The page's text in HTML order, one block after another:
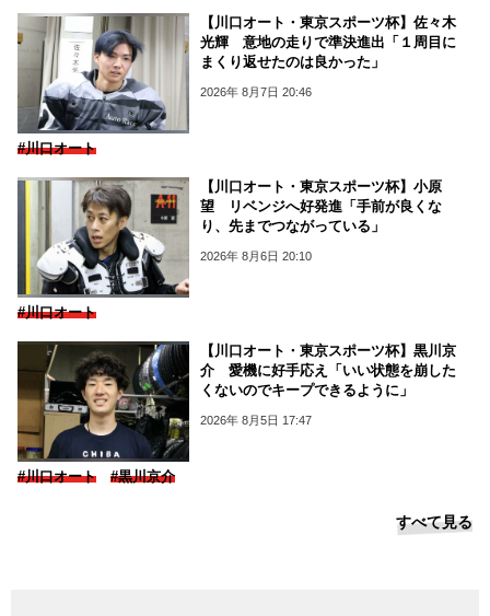
【川口オート・東京スポーツ杯】佐々木
光輝 意地の走りで準決進出「１周目に
まくり返せたのは良かった」
2026年 8月7日 20:46
#川口オート
【川口オート・東京スポーツ杯】小原
望 リベンジへ好発進「手前が良くな
り、先までつながっている」
2026年 8月6日 20:10
#川口オート
【川口オート・東京スポーツ杯】黒川京
介 愛機に好手応え「いい状態を崩した
くないのでキープできるように」
2026年 8月5日 17:47
#川口オート #黒川京介
すべて見る